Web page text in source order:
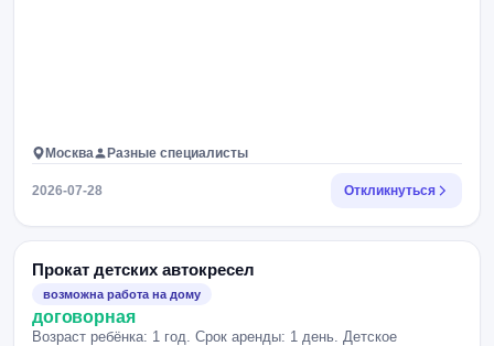
Москва Разные специалисты
2026-07-28 Откликнуться
Прокат детских автокресел
возможна работа на дому
договорная
Возраст ребёнка: 1 год. Срок аренды: 1 день. Детское